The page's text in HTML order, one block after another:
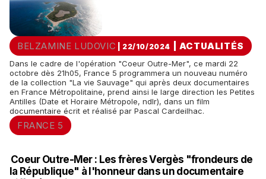
BELZAMINE LUDOVIC | 22/10/2024 ACTUALITÉS
Dans le cadre de l'opération "Coeur Outre-Mer", ce mardi 22
octobre dès 21h05, France 5 programmera un nouveau numéro
de la collection "La vie Sauvage" qui après deux documentaires
en France Métropolitaine, prend ainsi le large direction les Petites
Antilles (Date et Horaire Métropole, ndlr), dans un film
documentaire écrit et réalisé par Pascal Cardeilhac.
FRANCE 5
Coeur Outre-Mer : Les frères Vergès "frondeurs de
la République" à l'honneur dans un documentaire